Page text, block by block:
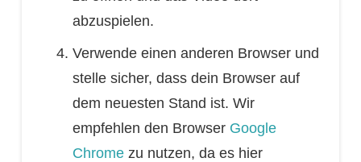
abzuspielen.
Verwende einen anderen Browser und
stelle sicher, dass dein Browser auf
dem neuesten Stand ist. Wir
empfehlen den Browser Google
Chrome zu nutzen, da es hier